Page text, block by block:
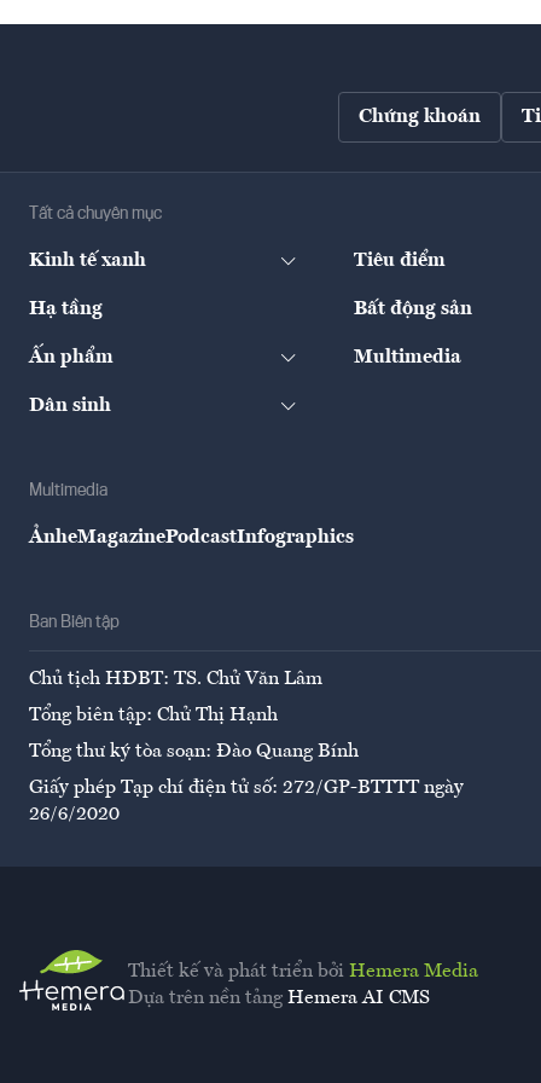
Chứng khoán
Tất cả chuyên mục
Kinh tế xanh Tiêu điểm
Hạ tầng Bất động sản
Ấn phẩm Multimedia
Dân sinh
Multimedia
ẢnheMagazinePodcastInfographics
Ban Biên tập
Chủ tịch HĐBT: TS. Chử Văn Lâm
Tổng biên tập: Chử Thị Hạnh
Tổng thư ký tòa soạn: Đào Quang Bính
Giấy phép Tạp chí điện tử số: 272/GP-BTTTT ngày
26/6/2020
Thiết kế và phát triển bởi Hemera Media
Dựa trên nền tảng Hemera AI CMS